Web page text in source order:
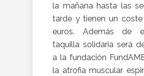
la mañana hasta las
tarde y tienen un coste
euros. Además de
taquilla solidaria será
a la fundación
la atrofia muscular